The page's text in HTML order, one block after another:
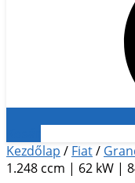
Kezdőlap / Fiat/
1.248 ccm | 62 kW |